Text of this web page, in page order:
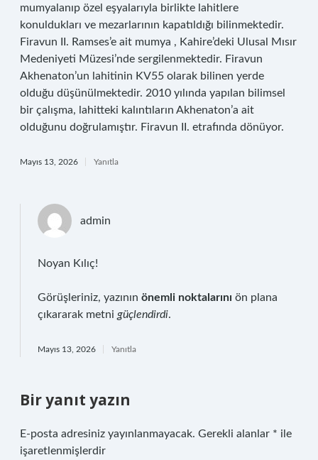
mumyalanıp özel eşyalarıyla birlikte lahitlere
konuldukları ve mezarlarının kapatıldığı bilinmektedir.
Firavun II. Ramses’e ait mumya , Kahire’deki Ulusal Mısır
Medeniyeti Müzesi’nde sergilenmektedir. Firavun
Akhenaton’un lahitinin KV55 olarak bilinen yerde
olduğu düşünülmektedir. 2010 yılında yapılan bilimsel
bir çalışma, lahitteki kalıntıların Akhenaton’a ait
olduğunu doğrulamıştır. Firavun II. etrafında dönüyor.
Mayıs 13, 2026 Yanıtla
admin
Noyan Kılıç!
Görüşleriniz, yazının önemli noktalarını ön plana
çıkararak metni güçlendirdi.
Mayıs 13, 2026 Yanıtla
Bir yanıt yazın
E-posta adresiniz yayınlanmayacak. Gerekli alanlar * ile
işaretlenmişlerdir